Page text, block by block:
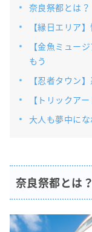
奈良祭都とは？
【縁日エリア
【金魚ミュー
もう
【忍者タウン
【トリックア
大人も夢中に
奈良祭都とは？